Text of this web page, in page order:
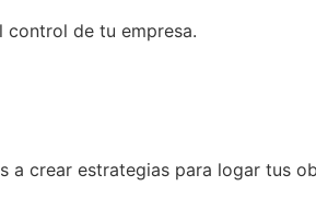
control de tu empresa.
a crear estrategias para logar tus